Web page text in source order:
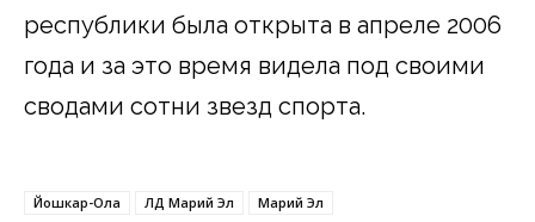
республики была открыта в апреле 2006
года и за это время видела под своими
сводами сотни звезд спорта.
Йошкар-Ола ЛД Марий Эл Марий Эл